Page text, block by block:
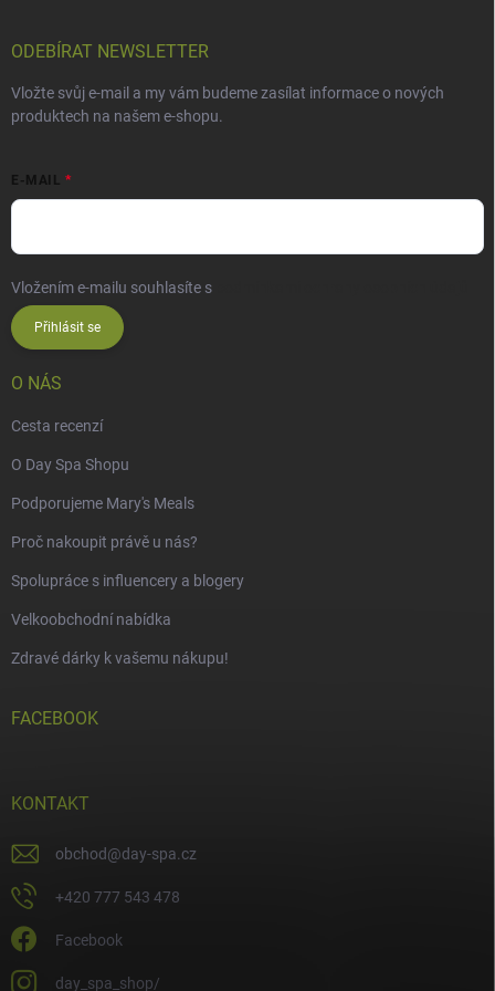
ODEBÍRAT NEWSLETTER
Vložte svůj e-mail a my vám budeme zasílat informace o nových
produktech na našem e-shopu.
E-MAIL
Vložením e-mailu souhlasíte s
Přihlásit se
O NÁS
Cesta recenzí
O Day Spa Shopu
Podporujeme Mary's Meals
Proč nakoupit právě u nás?
Spolupráce s influencery a blogery
Velkoobchodní nabídka
Zdravé dárky k vašemu nákupu!
FACEBOOK
KONTAKT
obchod@day-spa.cz
+420 777 543 478
Facebook
day_spa_shop/